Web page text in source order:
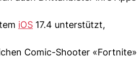
iOS 17.4 unterstützt,
Comic-Shooter «Fortnite»